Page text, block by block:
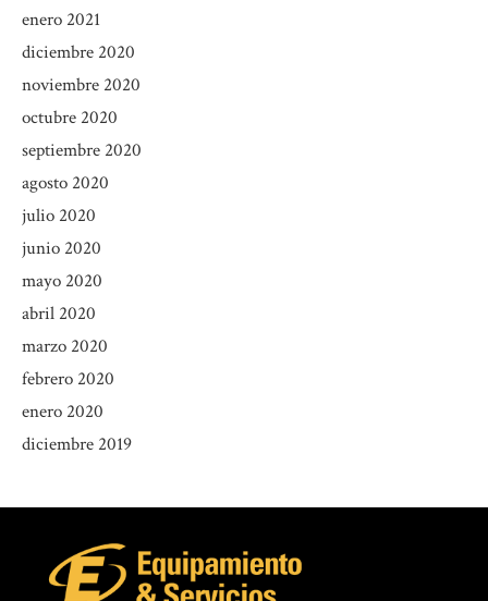
enero 2021
diciembre 2020
noviembre 2020
octubre 2020
septiembre 2020
agosto 2020
julio 2020
junio 2020
mayo 2020
abril 2020
marzo 2020
febrero 2020
enero 2020
diciembre 2019